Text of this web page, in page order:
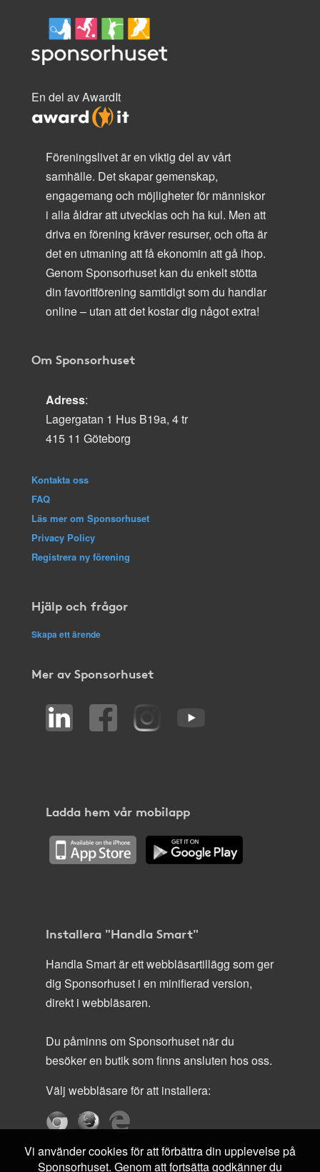
En del av AwardIt
Föreningslivet är en viktig del av vårt
samhälle. Det skapar gemenskap,
engagemang och möjligheter för människor
i alla åldrar att utvecklas och ha kul. Men att
driva en förening kräver resurser, och ofta är
det en utmaning att få ekonomin att gå ihop.
Genom Sponsorhuset kan du enkelt stötta
din favoritförening samtidigt som du handlar
online – utan att det kostar dig något extra!
Om Sponsorhuset
Adress:
Lagergatan 1 Hus B19a, 4 tr
415 11 Göteborg
Kontakta oss
FAQ
Läs mer om Sponsorhuset
Privacy Policy
Registrera ny förening
Hjälp och frågor
Skapa ett ärende
Mer av Sponsorhuset
Ladda hem vår mobilapp
Installera "Handla Smart"
Handla Smart är ett webbläsartillägg som ger
dig Sponsorhuset i en minifierad version,
direkt i webbläsaren.
Du påminns om Sponsorhuset när du
besöker en butik som finns ansluten hos oss.
Välj webbläsare för att installera:
Vi använder cookies för att förbättra din upplevelse på
Sponsorhuset. Genom att fortsätta godkänner du